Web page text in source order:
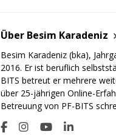
Über Besim Karadeniz
Besim Karadeniz (bka),
2016. Er ist beruflich
BITS betreut er mehrere
über 25-jährigen Online-
Betreuung von PF-BITS